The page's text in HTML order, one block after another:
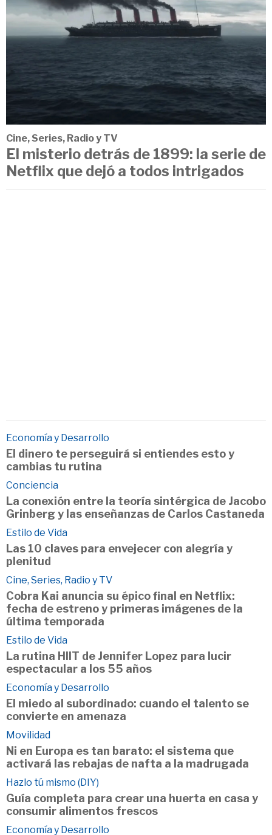
Cine, Series, Radio y TV
El misterio detrás de 1899: la serie de
Netflix que dejó a todos intrigados
Economía y Desarrollo
El dinero te perseguirá si entiendes esto y
cambias tu rutina
Conciencia
La conexión entre la teoría sintérgica de Jacobo
Grinberg y las enseñanzas de Carlos Castaneda
Estilo de Vida
Las 10 claves para envejecer con alegría y
plenitud
Cine, Series, Radio y TV
Cobra Kai anuncia su épico final en Netflix:
fecha de estreno y primeras imágenes de la
última temporada
Estilo de Vida
La rutina HIIT de Jennifer Lopez para lucir
espectacular a los 55 años
Economía y Desarrollo
El miedo al subordinado: cuando el talento se
convierte en amenaza
Movilidad
Ni en Europa es tan barato: el sistema que
activará las rebajas de nafta a la madrugada
Hazlo tú mismo (DIY)
Guía completa para crear una huerta en casa y
consumir alimentos frescos
Economía y Desarrollo